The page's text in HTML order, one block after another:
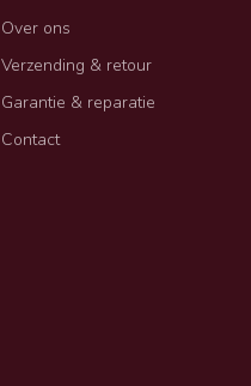
Over ons
Verzending & retour
Garantie & reparatie
Contact